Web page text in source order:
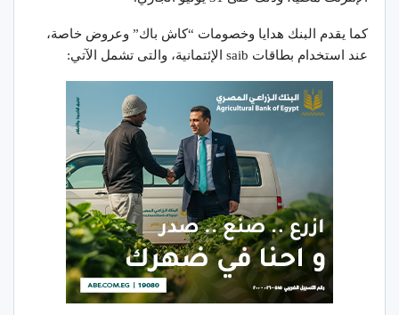
كما يقدم البنك هدايا وخصومات “كاش باك” وعروض خاصة،
عند استخدام بطاقات saib الإئتمانية، والتى تشمل الآتي: